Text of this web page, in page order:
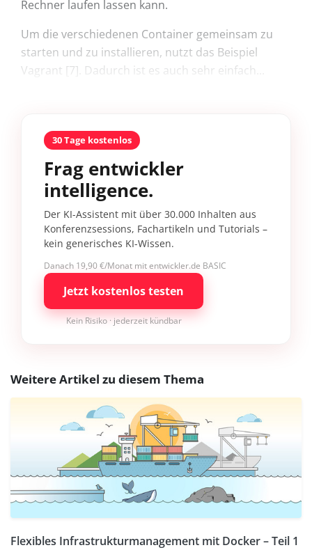
Rechner laufen lassen kann.
Um die verschiedenen Container gemeinsam zu
starten und zu installieren, nutzt das Beispiel
Vagrant [7]. Dadurch ist es auch sehr einfach...
30 Tage kostenlos
Frag entwickler
intelligence.
Der KI-Assistent mit über 30.000 Inhalten aus
Konferenzsessions, Fachartikeln und Tutorials –
kein generisches KI-Wissen.
Danach 19,90 €/Monat mit entwickler.de BASIC
Jetzt kostenlos testen
Kein Risiko · jederzeit kündbar
Weitere Artikel zu diesem Thema
Flexibles Infrastrukturmanagement mit Docker – Teil 1